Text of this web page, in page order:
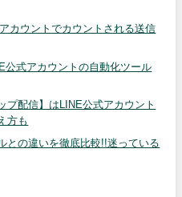
カウントでカウントされる送信
公式アカウントの自動化ツール
プ配信】はLINE公式アカウント
方も
との違いを徹底比較!!迷っている